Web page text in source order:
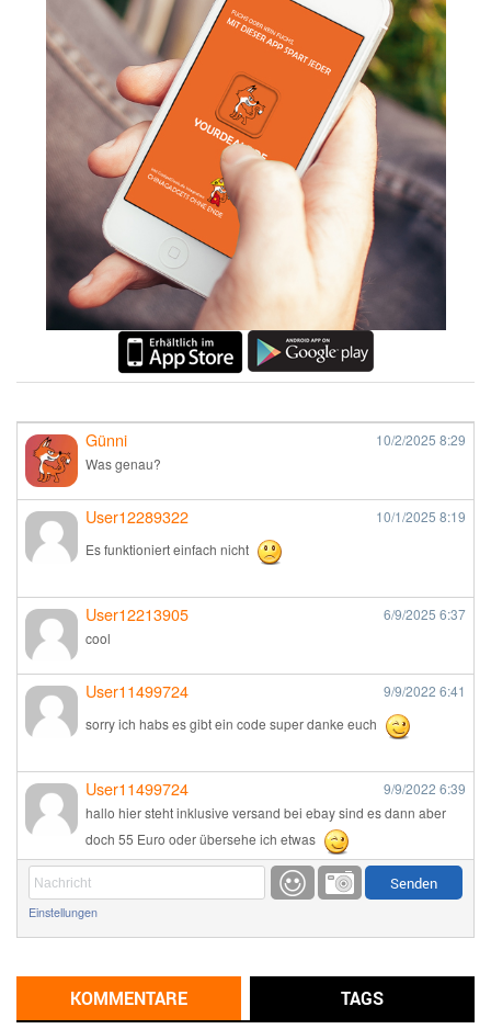
Günni 10/2/2025 8:29
Was genau?
User12289322 10/1/2025 8:19
Es funktioniert einfach nicht
User12213905 6/9/2025 6:37
cool
User11499724 9/9/2022 6:41
sorry ich habs es gibt ein code super danke euch
User11499724 9/9/2022 6:39
hallo hier steht inklusive versand bei ebay sind es dann aber
doch 55 Euro oder übersehe ich etwas
Günni 9/1/20226:17
Günni
Einstellungen
KOMMENTARE TAGS